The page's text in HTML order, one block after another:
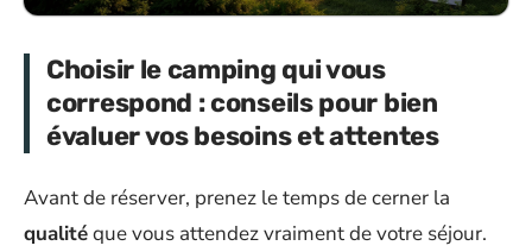
Choisir le camping qui vous
correspond : conseils pour bien
évaluer vos besoins et attentes
Avant de réserver, prenez le temps de cerner la
qualitéque vous attendez vraiment de votre séjour.